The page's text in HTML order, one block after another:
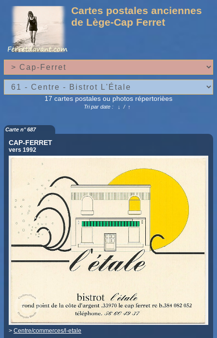
Cartes postales anciennes
de Lège-Cap Ferret
17 cartes postales ou photos répertorièes
Tri par date : ↓ /↑
Carte n° 687
CAP-FERRET
vers 1992
> Centre/commerces/l-etale